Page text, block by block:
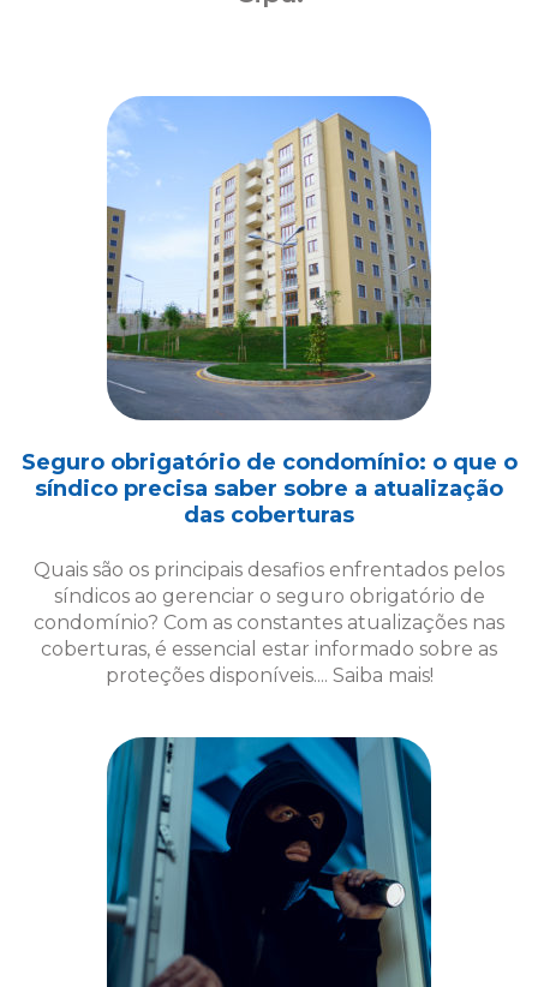
Seguro obrigatório de condomínio: o que o
síndico precisa saber sobre a atualização
das coberturas
Quais são os principais desafios enfrentados pelos
síndicos ao gerenciar o seguro obrigatório de
condomínio? Com as constantes atualizações nas
coberturas, é essencial estar informado sobre as
proteções disponíveis.... Saiba mais!